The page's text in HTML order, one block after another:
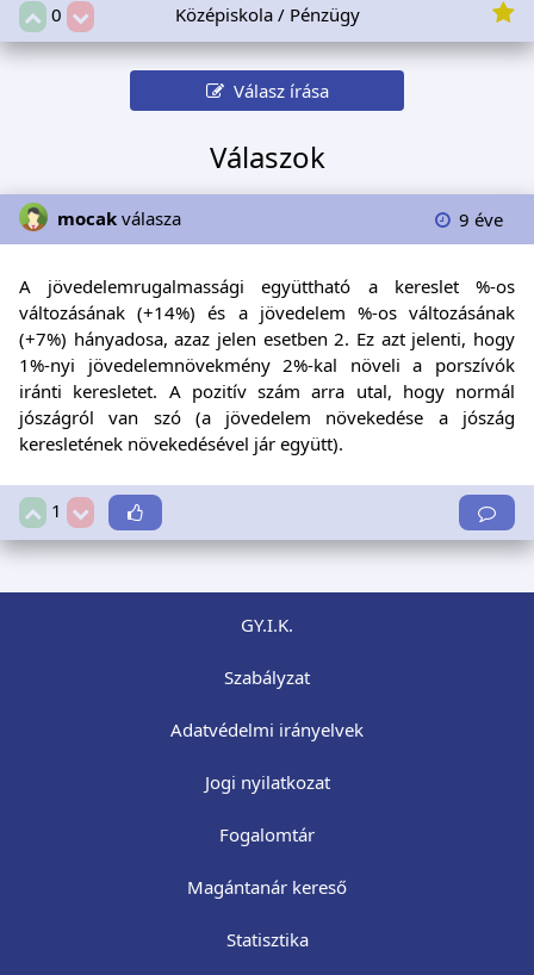
0
Középiskola / Pénzügy
Válasz írása
Válaszok
mocak válasza 9 éve
A jövedelemrugalmassági együttható a kereslet %-os
változásának (+14%) és a jövedelem %-os változásának
(+7%) hányadosa, azaz jelen esetben 2. Ez azt jelenti, hogy
1%-nyi jövedelemnövekmény 2%-kal növeli a porszívók
iránti keresletet. A pozitív szám arra utal, hogy normál
jószágról van szó (a jövedelem növekedése a jószág
keresletének növekedésével jár együtt).
1
GY.I.K.
Szabályzat
Adatvédelmi irányelvek
Jogi nyilatkozat
Fogalomtár
Magántanár kereső
Statisztika